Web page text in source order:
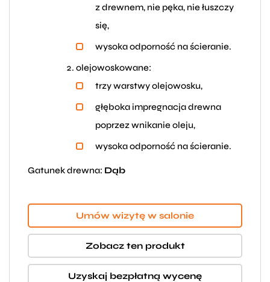
z drewnem, nie pęka, nie łuszczy
się,
wysoka odporność na ścieranie.
olejowoskowane:
trzy warstwy olejowosku,
głęboka impregnacja drewna
poprzez wnikanie oleju,
wysoka odporność na ścieranie.
Gatunek drewna: Dąb
Umów wizytę w salonie
Zobacz ten produkt
Uzyskaj bezpłatną wycenę